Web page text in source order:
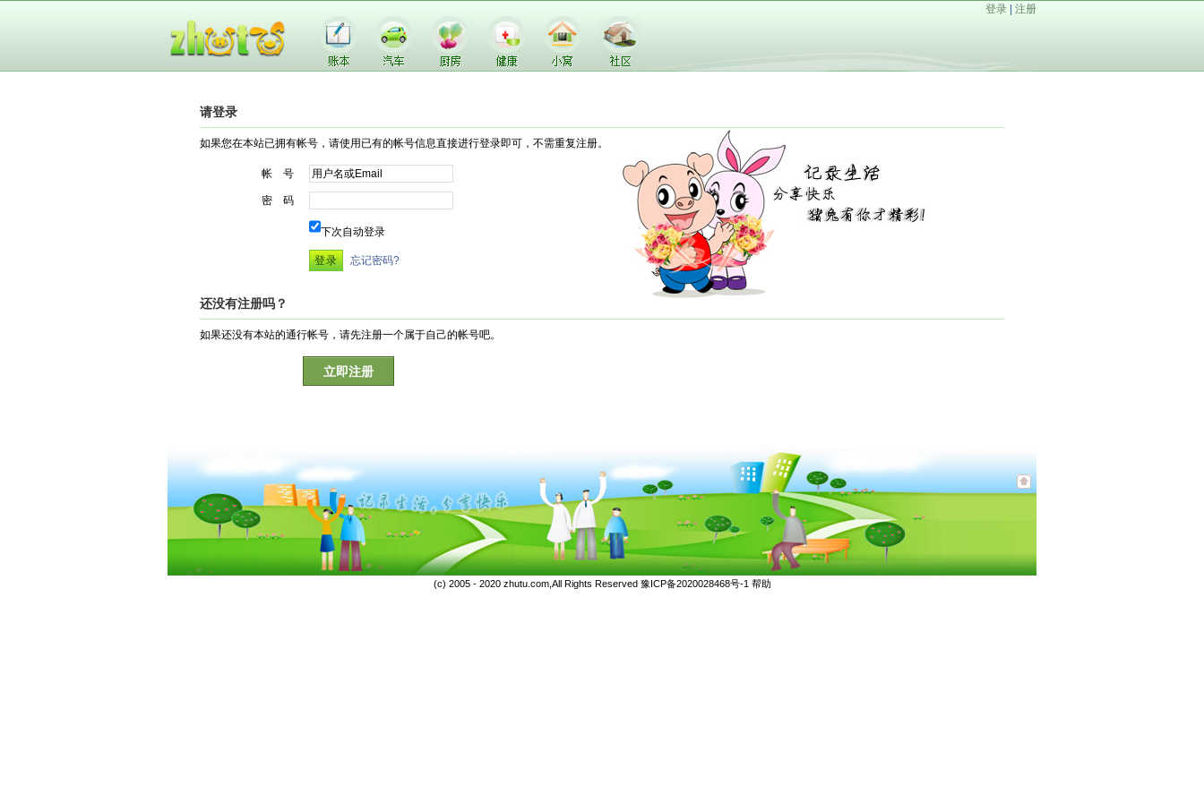
登录 注册
请登录
如果您在本站已拥有帐号，请使用已有的帐号信息直接进行登录即可，不需重复注册。
帐 号
密 码
下次自动登录
忘记密码?
还没有注册吗？
如果还没有本站的通行帐号，请先注册一个属于自己的帐号吧。
立即注册
(c) 2005 - 2020 zhutu.com,All Rights Reserved 豫ICP备2020028468号-1 帮助